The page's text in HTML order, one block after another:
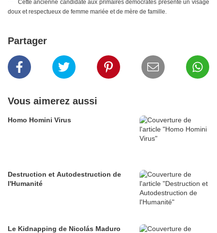
Cette ancienne candidate aux primaires démocrates présente un visage
doux et respectueux de femme mariée et de mère de famille.
Partager
Vous aimerez aussi
Homo Homini Virus
Destruction et Autodestruction de
l'Humanité
Le Kidnapping de Nicolás Maduro